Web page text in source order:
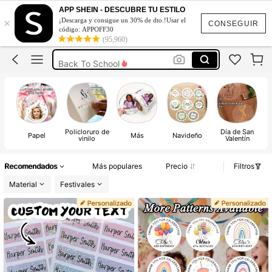
CONSEGUIR
×
APP SHEIN - DESCUBRE TU ESTILO
¡Descarga y consigue un 30% de dto.!Usar el
código: APPOFF30
(95,960)
Stikert Personalizado
Stickers Personalizados
Back To School
Stikert Personalizado
Stickers Personalizados
Papel Policloruro de
vinilo Más Navideño Día de San
Valentín
Recomendados Más populares Precio
Filtros
Material
Festivales